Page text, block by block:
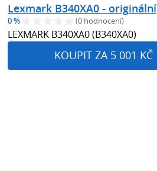
Lexmark B340XA0 - originální
0 % (0 hodnocení)
LEXMARK B340XA0 (B340XA0)
KOUPIT ZA 5 001 KČ